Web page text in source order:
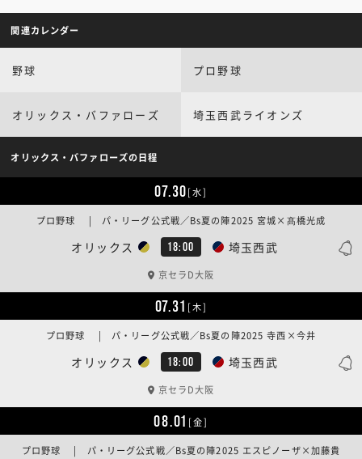
関連カレンダー
野球 プロ野球
オリックス・バファローズ 埼玉西武ライオンズ
オリックス・バファローズの日程
07.30[水]
オリックス 18:00 埼玉西武
プロ野球 | パ・リーグ公式戦／Bs夏の陣2025 宮城×髙橋光成
京セラD大阪
07.31 [木]
オリックス 18:00 埼玉西武
プロ野球 | パ・リーグ公式戦／Bs夏の陣2025 寺西×今井
京セラD大阪
08.01 [金]
プロ野球 | パ・リーグ公式戦／Bs夏の陣2025 エスピノーザ×加藤貴